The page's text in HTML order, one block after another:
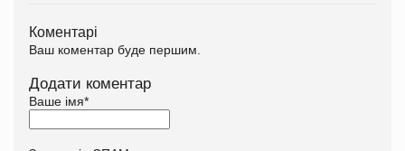
Коментарі
Ваш коментар буде першим.
Додати коментар
Ваше імя*